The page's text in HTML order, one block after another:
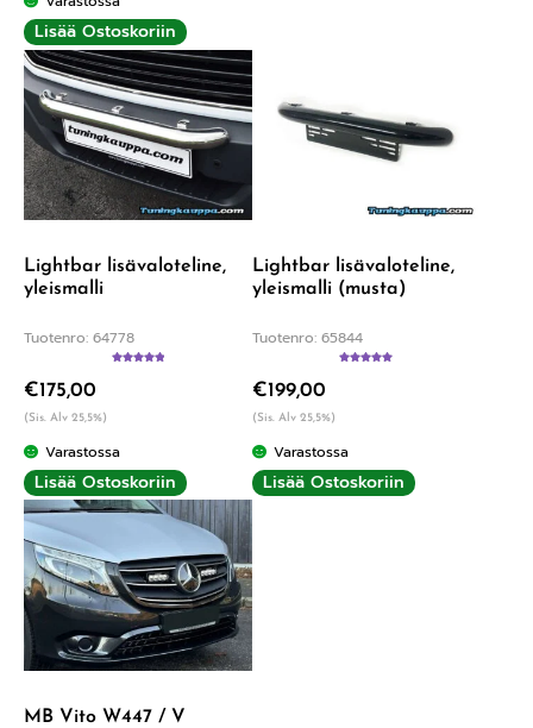
Lisää Ostoskoriin
Lightbar lisävaloteline,
yleismalli
Tuotenro: 64778
€175,00
(Sis. Alv 25,5%)
Varastossa
Lisää Ostoskoriin
Lightbar lisävaloteline,
yleismalli (musta)
Tuotenro: 65844
€199,00
(Sis. Alv 25,5%)
Varastossa
Lisää Ostoskoriin
MB Vito W447 / V